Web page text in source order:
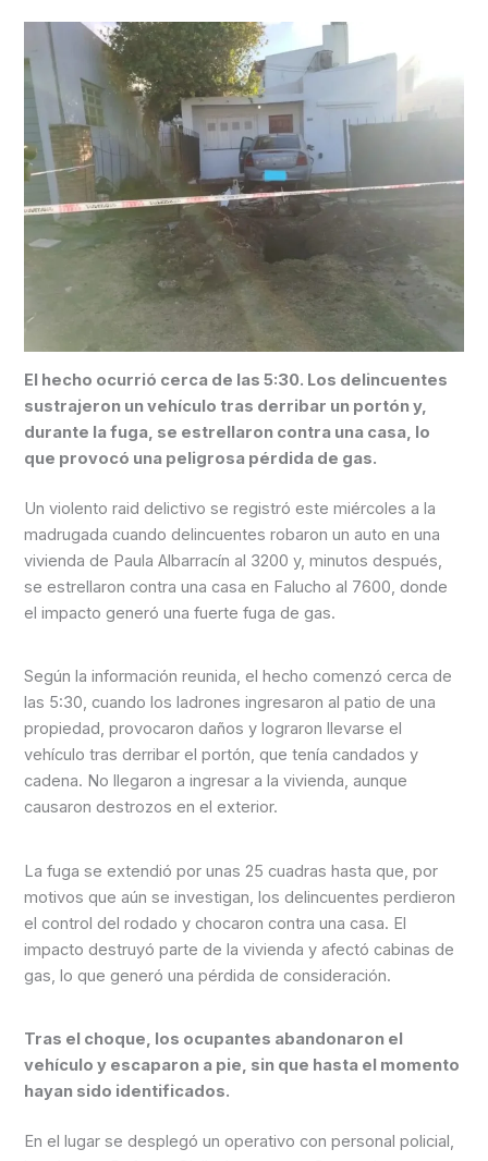
El hecho ocurrió cerca de las 5:30. Los delincuentes
sustrajeron un vehículo tras derribar un portón y,
durante la fuga, se estrellaron contra una casa, lo
que provocó una peligrosa pérdida de gas.
Un violento raid delictivo se registró este miércoles a la
madrugada cuando delincuentes robaron un auto en una
vivienda de Paula Albarracín al 3200 y, minutos después,
se estrellaron contra una casa en Falucho al 7600, donde
el impacto generó una fuerte fuga de gas.
Según la información reunida, el hecho comenzó cerca de
las 5:30, cuando los ladrones ingresaron al patio de una
propiedad, provocaron daños y lograron llevarse el
vehículo tras derribar el portón, que tenía candados y
cadena. No llegaron a ingresar a la vivienda, aunque
causaron destrozos en el exterior.
La fuga se extendió por unas 25 cuadras hasta que, por
motivos que aún se investigan, los delincuentes perdieron
el control del rodado y chocaron contra una casa. El
impacto destruyó parte de la vivienda y afectó cabinas de
gas, lo que generó una pérdida de consideración.
Tras el choque, los ocupantes abandonaron el
vehículo y escaparon a pie, sin que hasta el momento
hayan sido identificados.
En el lugar se desplegó un operativo con personal policial,